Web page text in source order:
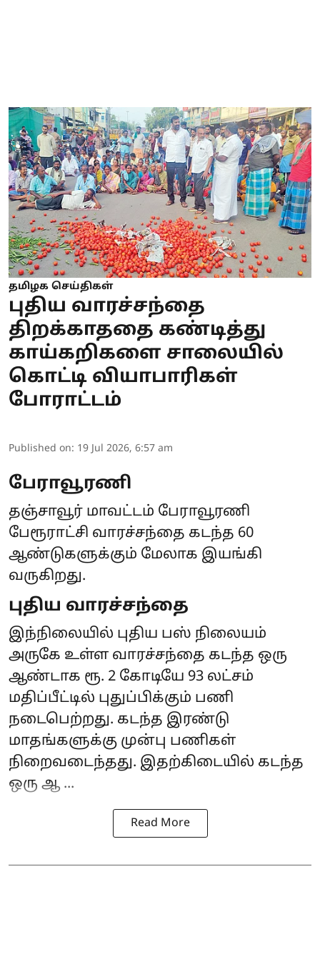
தமிழக செய்திகள்
புதிய வாரச்சந்தை
திறக்காததை கண்டித்து
காய்கறிகளை சாலையில்
கொட்டி வியாபாரிகள்
போராட்டம்
Published on: 19 Jul 2026, 6:57 am
பேராவூரணி
தஞ்சாவூர் மாவட்டம் பேராவூரணி
பேரூராட்சி வாரச்சந்தை கடந்த 60
ஆண்டுகளுக்கும் மேலாக இயங்கி
வருகிறது.
புதிய வாரச்சந்தை
இந்நிலையில் புதிய பஸ் நிலையம்
அருகே உள்ள வாரச்சந்தை கடந்த ஒரு
ஆண்டாக ரூ. 2 கோடியே 93 லட்சம்
மதிப்பீட்டில் புதுப்பிக்கும் பணி
நடைபெற்றது. கடந்த இரண்டு
மாதங்களுக்கு முன்பு பணிகள்
நிறைவடைந்தது. இதற்கிடையில் கடந்த
ஒரு ஆ ...
Read More